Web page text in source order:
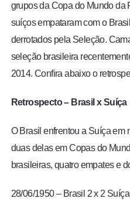
grupos da Copa do Mundo da
suíços empataram com o
derrotados pela Seleção.
seleção brasileira
2014. Confira abaixo o
Retrospecto – Brasil x Suíça
O Brasil enfrentou a Suíça em
duas delas em Copas do
brasileiras, quatro empates e
28/06/1950 – Brasil 2 x 2